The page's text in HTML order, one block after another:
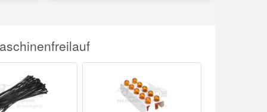
1997 RHZ (DW10ATED)
06/01 -
Klimaanlage
1997